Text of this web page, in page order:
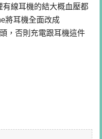
線耳機的結大概血壓都
將耳機全面改成
，否則充電跟耳機這件